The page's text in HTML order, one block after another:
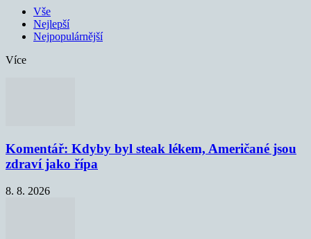
Vše
Nejlepší
Nejpopulárnější
Více
Komentář: Kdyby byl steak lékem, Američané jsou
zdraví jako řípa
8. 8. 2026